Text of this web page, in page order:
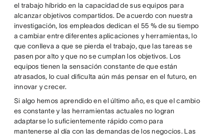
el trabajo híbrido en la capacidad de sus equipos para
alcanzar objetivos compartidos. De acuerdo con nuestra
investigación, los empleados dedican el 55 % de su tiempo
a cambiar entre diferentes aplicaciones y herramientas, lo
que conlleva a que se pierda el trabajo, que las tareas se
pasen por alto y que no se cumplan los objetivos. Los
equipos tienen la sensación constante de que están
atrasados, lo cual dificulta aún más pensar en el futuro, en
innovar y crecer.
Si algo hemos aprendido en el último año, es que el cambio
es constante y las herramientas actuales no logran
adaptarse lo suficientemente rápido como para
mantenerse al día con las demandas de los negocios. Las